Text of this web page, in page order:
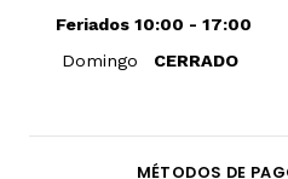
Feriados 10:00 - 17:00
Domingo
CERRADO
MÉTODOS DE